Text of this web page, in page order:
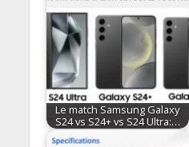
Le match Samsung Galaxy
S24 vs S24+ vs S24 Ultra:…